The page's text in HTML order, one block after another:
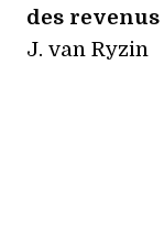
des revenus
J. van Ryzin